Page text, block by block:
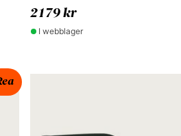
2179 kr
I webblager